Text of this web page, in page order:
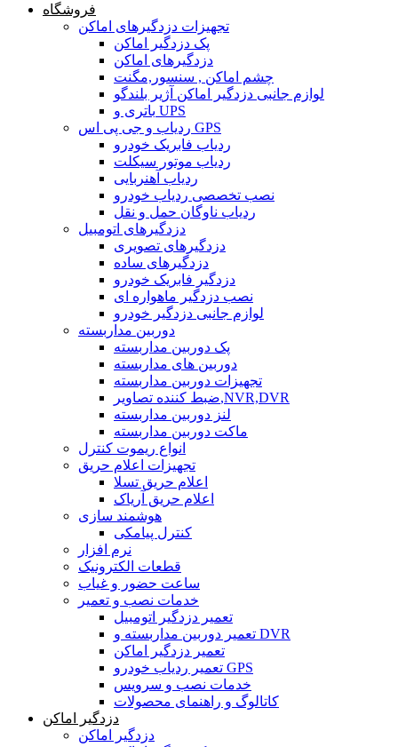
فروشگاه
تجهیزات دزدگیرهای اماکن
پک دزدگیر اماکن
دزدگیرهای اماکن
چشم اماکن , سنسور,مگنت
لوازم جانبی دزدگیر اماکن آژیر بلندگو
باتری و UPS
ردیاب و جی پی اس GPS
ردیاب فابریک خودرو
ردیاب موتور سیکلت
ردیاب آهنربایی
نصب تخصصی ردیاب خودرو
ردیاب ناوگان حمل و نقل
دزدگیرهای اتومبیل
دزدگیرهای تصویری
دزدگیرهای ساده
دزدگیر فابریک خودرو
نصب دزدگیر ماهواره ای
لوازم جانبی دزدگیر خودرو
دوربین مداربسته
پک دوربین مداربسته
دوربین های مداربسته
تجهیزات دوربین مداربسته
ضبط کننده تصاویر,NVR,DVR
لنز دوربین مداربسته
ماکت دوربین مداربسته
انواع ریموت کنترل
تجهیزات اعلام حریق
اعلام حریق تسلا
اعلام حریق آریاک
هوشمند سازی
کنترل پیامکی
نرم افزار
قطعات الکترونیک
ساعت حضور و غیاب
خدمات نصب و تعمیر
تعمیر دزدگیر اتومبیل
تعمیر دوربین مداربسته و DVR
تعمیر دزدگیر اماکن
تعمیر ردیاب خودرو GPS
خدمات نصب و سرویس
کاتالوگ و راهنمای محصولات
دزدگیر اماکن
دزدگیر اماکن